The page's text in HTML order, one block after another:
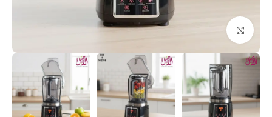
Click to enlarge